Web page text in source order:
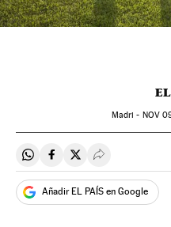
Madri - NOV
Compartir en Whatsapp
Compartir en Facebook
Compartir en
Desplegar
Añadir EL PAÍS en Google